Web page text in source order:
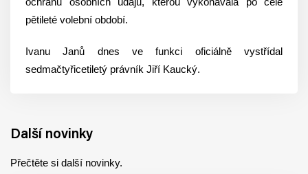
pětileté volební období.
Ivanu Janů dnes ve funkci oficiálně vystřídal
sedmačtyřicetiletý právník Jiří Kaucký.
Další novinky
Přečtěte si další novinky.